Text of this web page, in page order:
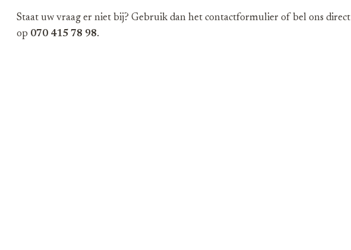
Staat uw vraag er niet bij? Gebruik dan het contactformulier of bel ons direct
op 070 415 78 98.